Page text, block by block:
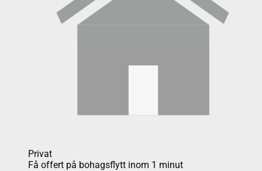
Privat
Få offert på bohagsflytt inom 1 minut